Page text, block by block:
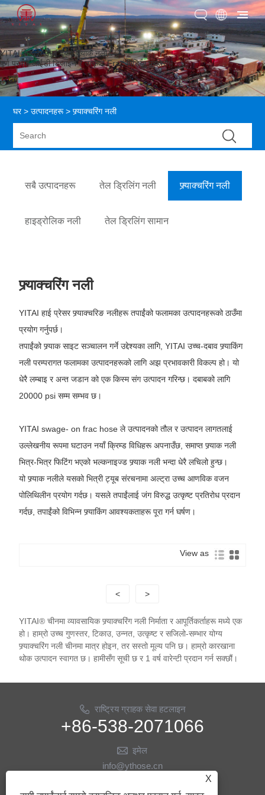
YITAI अल्ट्रा उच्च दबाव फ्र्याक नली
पूर्ण प्रवाह आईडी डिजाइन र उत्कृष्ट Frac मिडिया प्रतिरोध
घर > उत्पादनहरू> फ्र्याक्चरिंग नली
सबै उत्पादनहरू तेल ड्रिलिंग नली फ्र्याक्चरिंग नली
हाइड्रोलिक नली तेल ड्रिलिंग सामान
फ्र्याक्चरिंग नली
YITAI हाई प्रेसर फ्र्याक्चरिङ नलीहरू तपाईंको फलामका उत्पादनहरूको ठाउँमा
प्रयोग गर्नुपर्छ।
तपाईंको फ्र्याक साइट सञ्चालन गर्ने उद्देश्यका लागि, YITAI उच्च-दबाव फ्र्याकिंग
नली परम्परागत फलामका उत्पादनहरूको लागि अझ प्रभावकारी विकल्प हो। यो
धेरै लम्बाइ र अन्त जडान को एक किस्म संग उत्पादन गरिन्छ। दबाबको लागि
20000 psi सम्म सम्भव छ।
YITAI swage- on frac hose ले उत्पादनको तौल र उत्पादन लागतलाई
उल्लेखनीय रूपमा घटाउन नयाँ क्रिम्ड विधिहरू अपनाउँछ, समाप्त फ्र्याक नली
भित्र-भित्र फिटिंग भएको भल्कनाइज्ड फ्र्याक नली भन्दा धेरै लचिलो हुन्छ।
यो फ्र्याक नलीले यसको भित्री ट्यूब संरचनामा अल्ट्रा उच्च आणविक वजन
पोलिथिलीन प्रयोग गर्दछ। यसले तपाईंलाई जंग विरुद्ध उत्कृष्ट प्रतिरोध प्रदान
गर्दछ, तपाईंको विभिन्न फ्र्याकिंग आवश्यकताहरू पूरा गर्न घर्षण।
View as
< >
YITAI® चीनमा व्यावसायिक फ्र्याक्चरिंग नली निर्माता र आपूर्तिकर्ताहरू मध्ये एक
हो। हाम्रो उच्च गुणस्तर, टिकाउ, उन्नत, उत्कृष्ट र सजिलो-सम्भार योग्य
फ्र्याक्चरिंग नली चीनमा मात्र होइन, तर सस्तो मूल्य पनि छ। हाम्रो कारखाना
थोक उत्पादन स्वागत छ। हामीसँग सूची छ र 1 वर्ष वारेन्टी प्रदान गर्न सक्छौं।
राष्ट्रिय ग्राहक सेवा हटलाइन
+86-538-2071066
इमेल
info@ythose.cn
हमीलाई पछ्याउनुहोस
X